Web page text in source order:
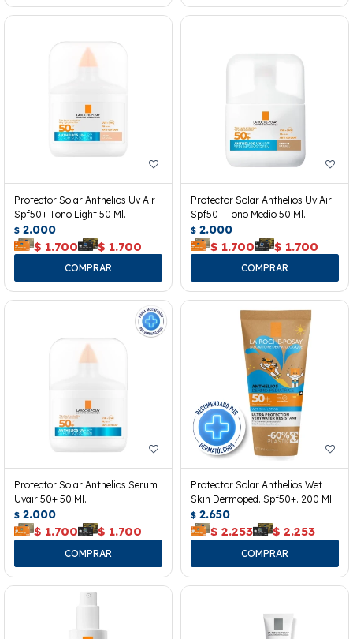
Protector Solar Anthelios Uv Air
Spf50+ Tono Light 50 Ml.
$ 2.000
$ 1.700 $ 1.700
Protector Solar Anthelios Uv Air
Spf50+ Tono Medio 50 Ml.
$ 2.000
$ 1.700 $ 1.700
Protector Solar Anthelios Serum
Uvair 50+ 50 Ml.
$ 2.000
$ 1.700 $ 1.700
Protector Solar Anthelios Wet
Skin Dermoped. Spf50+. 200 Ml.
$ 2.650
$ 2.253 $ 2.253